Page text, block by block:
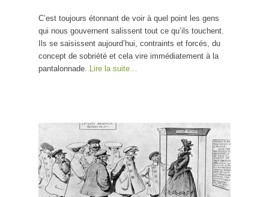
C’est toujours étonnant de voir à quel point les gens
qui nous gouvernent salissent tout ce qu’ils touchent.
Ils se saisissent aujourd’hui, contraints et forcés, du
concept de sobriété et cela vire immédiatement à la
pantalonnade. Lire la suite…